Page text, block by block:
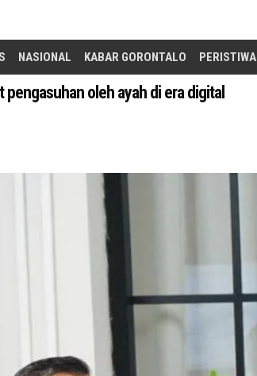
NASIONAL KABAR GORONTALO PERISTIWA
oleh ayah di era digital